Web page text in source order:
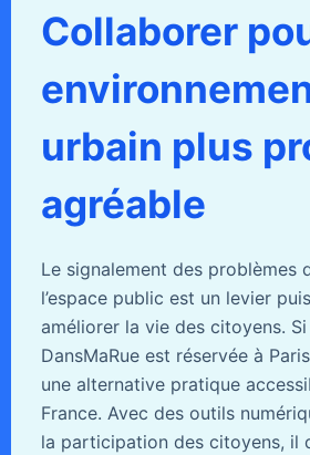
Collaborer
urbain plus
agréable
Le signalement des problèmes
l’espace public est un levier
améliorer la vie des citoyens. Si
DansMaRue est réservée à
une alternative pratique
France. Avec des outils
la participation des citoyens, il